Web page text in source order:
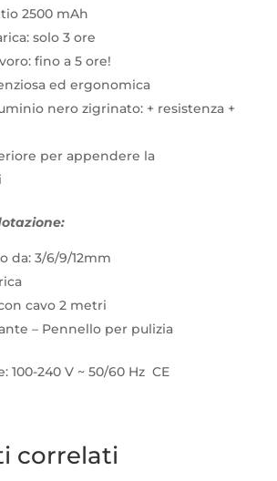
2500 mAh
solo 3 ore
fino a 5 ore!
ed ergonomica
nero zigrinato: + resistenza +
per appendere la
da: 3/6/9/12mm
cavo 2 metri
– Pennello per pulizia
100-240 V ~ 50/60 Hz CE
correlati